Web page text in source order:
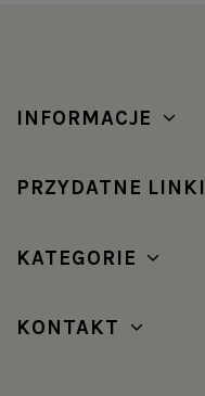
INFORMACJE
PRZYDATNE LINKI
KATEGORIE
KONTAKT